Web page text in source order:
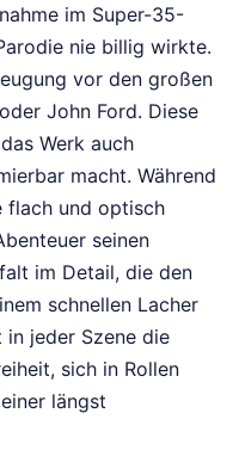
im Super-35-
nie billig wirkte.
vor den großen
John Ford. Diese
Werk auch
macht. Während
flach und optisch
seinen
im Detail, die den
schnellen Lacher
in jeder Szene die
sich in Rollen
längst